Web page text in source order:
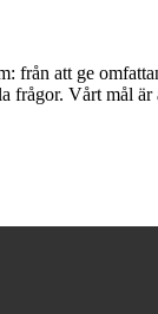
från att ge
frågor. Vårt mål